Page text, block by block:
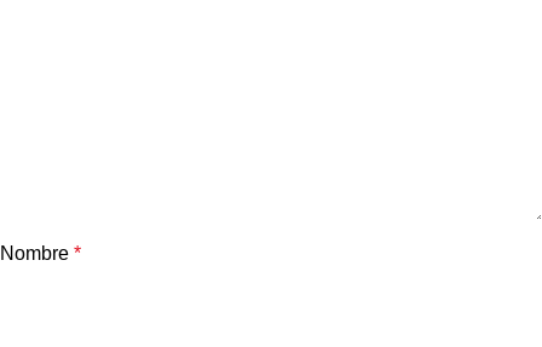
Nombre *